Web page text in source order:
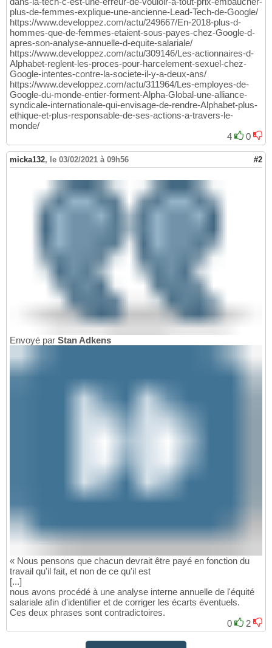
plus-de-femmes-explique-une-ancienne-Lead-Tech-de-Google/
https://www.developpez.com/actu/249667/En-2018-plus-d-
hommes-que-de-femmes-etaient-sous-payes-chez-Google-d-
apres-son-analyse-annuelle-d-equite-salariale/
https://www.developpez.com/actu/309146/Les-actionnaires-d-
Alphabet-reglent-les-proces-pour-harcelement-sexuel-chez-
Google-intentes-contre-la-societe-il-y-a-deux-ans/
https://www.developpez.com/actu/311964/Les-employes-de-
Google-du-monde-entier-forment-Alpha-Global-une-alliance-
syndicale-internationale-qui-envisage-de-rendre-Alphabet-plus-
ethique-et-plus-responsable-de-ses-actions-a-travers-le-
monde/
4
0
micka132, le 03/02/2021 à 09h56 #2
Envoyé par Stan Adkens
« Nous pensons que chacun devrait être payé en fonction du
travail qu'il fait, et non de ce qu'il est
[...]
nous avons procédé à une analyse interne annuelle de l'équité
salariale afin d'identifier et de corriger les écarts éventuels.
Ces deux phrases sont contradictoires.
0
2